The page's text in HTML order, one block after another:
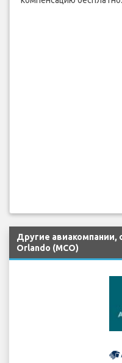
Другие
Orlando (MCO)